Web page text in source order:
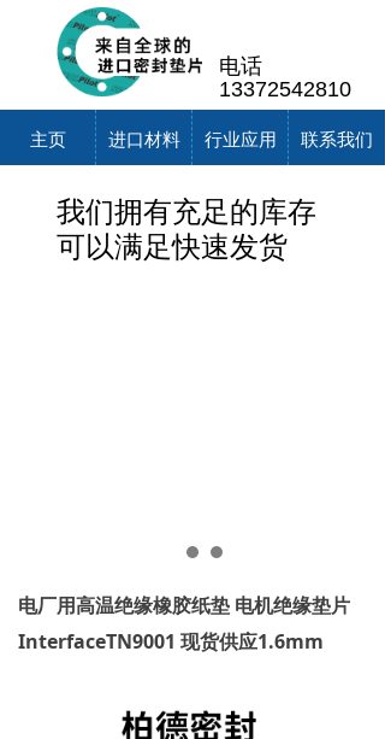
电话
13372542810
主页 进口材料 行业应用 联系我们
电厂用高温绝缘橡胶纸垫 电机绝缘垫片
InterfaceTN9001 现货供应1.6mm
我们拥有充足的库存
可以满足快速发货